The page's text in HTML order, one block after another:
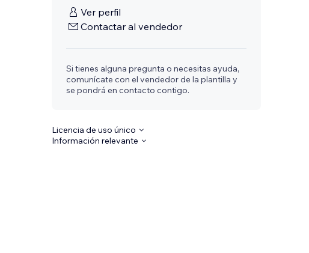
Ver perfil
Contactar al vendedor
Si tienes alguna pregunta o necesitas ayuda,
comunícate con el vendedor de la plantilla y
se pondrá en contacto contigo.
Licencia de uso único
Información relevante